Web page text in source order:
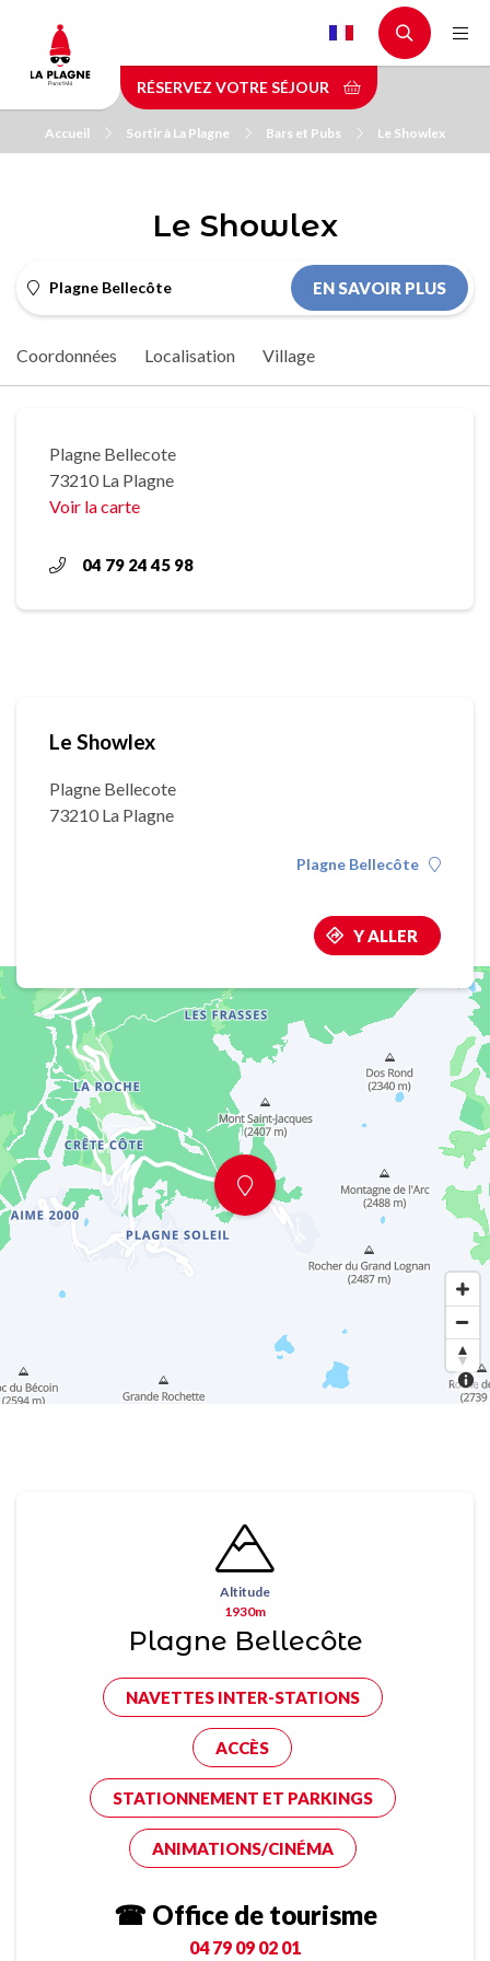
contenu
principal
RÉSERVEZ VOTRE SÉJOUR
Accueil Sortir à La Plagne Bars et Pubs Le Showlex
Le Showlex
Plagne Bellecôte EN SAVOIR PLUS
Coordonnées Localisation Village
Plagne Bellecote
73210 La Plagne
Voir la carte
04 79 24 45 98
Le Showlex
Plagne Bellecote
73210 La Plagne
Plagne Bellecôte
Y ALLER
Altitude
1930m
Plagne Bellecôte
NAVETTES INTER-STATIONS
ACCÈS
STATIONNEMENT ET PARKINGS
ANIMATIONS/CINÉMA
☎ Office de tourisme
04 79 09 02 01